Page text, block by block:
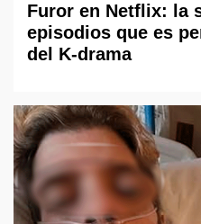
Furor en Netflix: la
episodios que es
del K-drama